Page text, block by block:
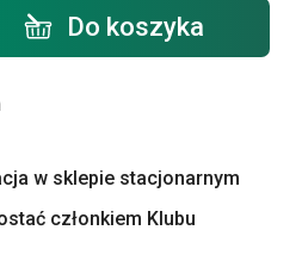
Do koszyka
w sklepie stacjonarnym
członkiem Klubu